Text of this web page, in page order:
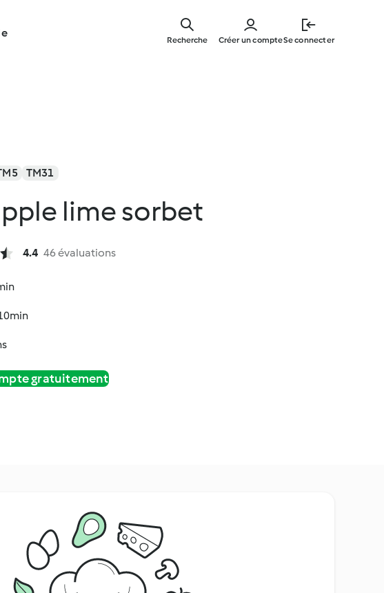
main
Créer un compteSe connecter
Recherche
TM31
lime sorbet
4.4 46 évaluations
gratuitement